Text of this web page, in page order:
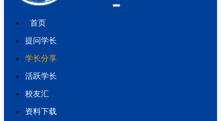
首页
提问学长
学长分享
活跃学长
校友汇
资料下载